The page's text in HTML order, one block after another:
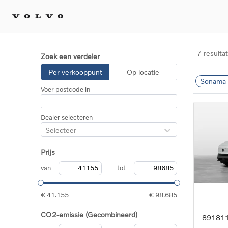
Stel
Zoek een verdeler
Per verkooppunt
Op locatie
Voer postcode in
Dealer selecteren
Selecteer
Prijs
van tot
€ 41.155 € 98.685
CO2-emissie (Gecombineerd)
7